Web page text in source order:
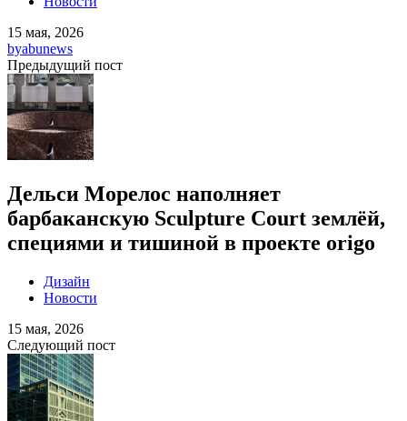
15 мая, 2026
byabunews
Предыдущий пост
Дельси Морелос наполняет
барбаканскую Sculpture Court землёй,
специями и тишиной в проекте origo
Дизайн
Новости
15 мая, 2026
Следующий пост